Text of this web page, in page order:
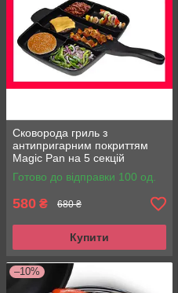
Сковорода гриль з
антипригарним покриттям
Magic Pan на 5 секцій
Готово до відправки 100 од.
580 ₴ 680 ₴
Купити
–10%